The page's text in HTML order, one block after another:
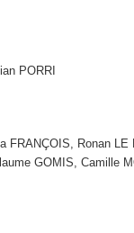
PORRI
Ronan LE
GOMIS, Camille